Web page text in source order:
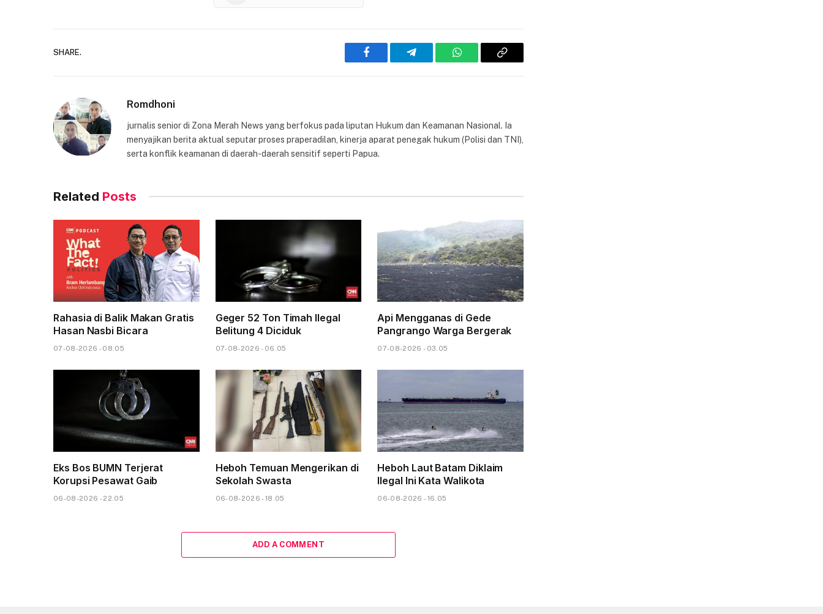
SHARE.
Facebook Telegram WhatsAppCopy
Romdhoni
jurnalis senior di Zona Merah News yang berfokus pada liputan Hukum dan Keamanan Nasional. Ia
menyajikan berita aktual seputar proses praperadilan, kinerja aparat penegak hukum (Polisi dan TNI),
serta konflik keamanan di daerah-daerah sensitif seperti Papua.
Related Posts
Rahasia di Balik Makan Gratis
Hasan Nasbi Bicara
07-08-2026 - 08.05
Geger 52 Ton Timah Ilegal
Belitung 4 Diciduk
07-08-2026 - 06.05
Api Mengganas di Gede
Pangrango Warga Bergerak
07-08-2026 - 03.05
Eks Bos BUMN Terjerat
Korupsi Pesawat Gaib
06-08-2026 - 22.05
Heboh Temuan Mengerikan di
Sekolah Swasta
06-08-2026 - 18.05
Heboh Laut Batam Diklaim
Ilegal Ini Kata Walikota
06-08-2026 - 16.05
ADD A COMMENT